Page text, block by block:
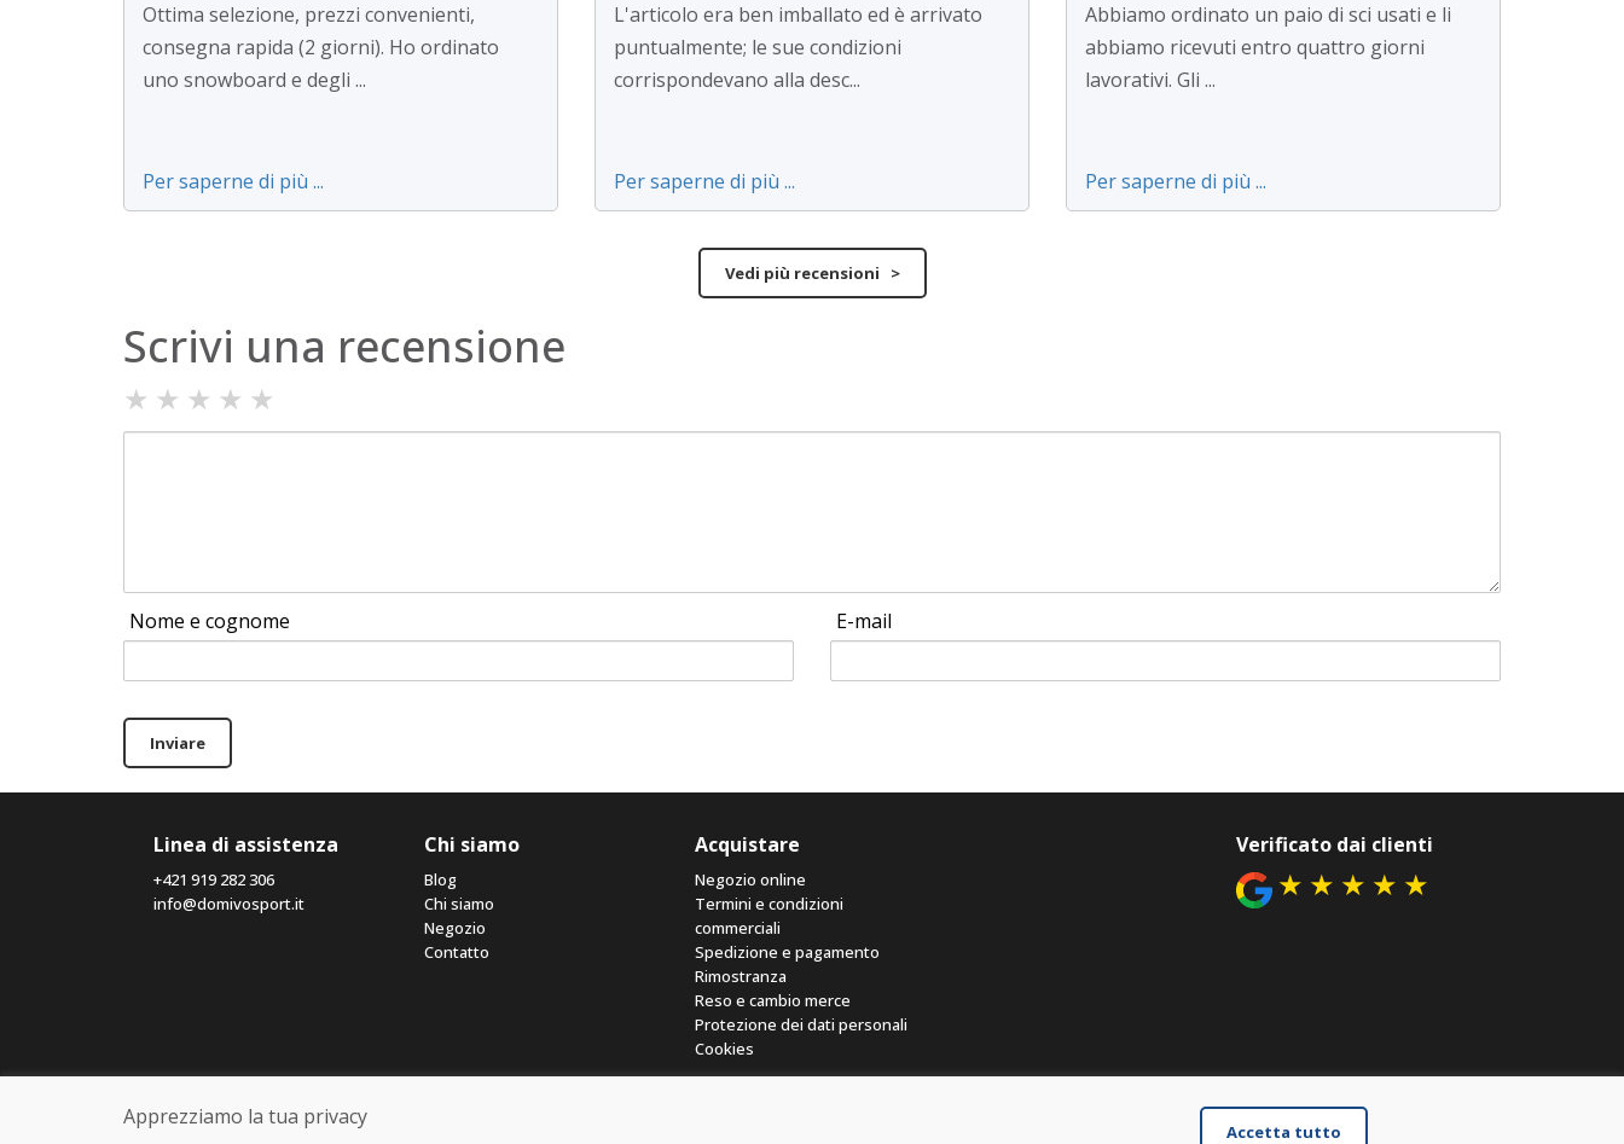
Ottima selezione, prezzi convenienti,
consegna rapida (2 giorni). Ho ordinato
uno snowboard e degli ...
Per saperne di più ...
L'articolo era ben imballato ed è arrivato
puntualmente; le sue condizioni
corrispondevano alla desc...
Per saperne di più ...
Abbiamo ordinato un paio di sci usati e li
abbiamo ricevuti entro quattro giorni
lavorativi. Gli ...
Per saperne di più ...
Vedi più recensioni >
Scrivi una recensione
★ ★ ★ ★ ★
Nome e cognome E-mail
Inviare
Linea di assistenza
+421 919 282 306
info@domivosport.it
Chi siamo
Blog
Chi siamo
Negozio
Contatto
Acquistare
Negozio online
Termini e condizioni
commerciali
Spedizione e pagamento
Rimostranza
Reso e cambio merce
Protezione dei dati personali
Cookies
Verificato dai clienti
★ ★ ★ ★ ★
Apprezziamo la tua privacy
Accetta tutto